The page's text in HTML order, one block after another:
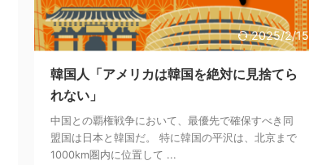
2025/2/15
韓国人「アメリカは韓国を絶対に見捨てら
れない」
中国との覇権戦争において、最優先で確保すべき同
盟国は日本と韓国だ。 特に韓国の平沢は、北京まで
1000km圏内に位置して ...